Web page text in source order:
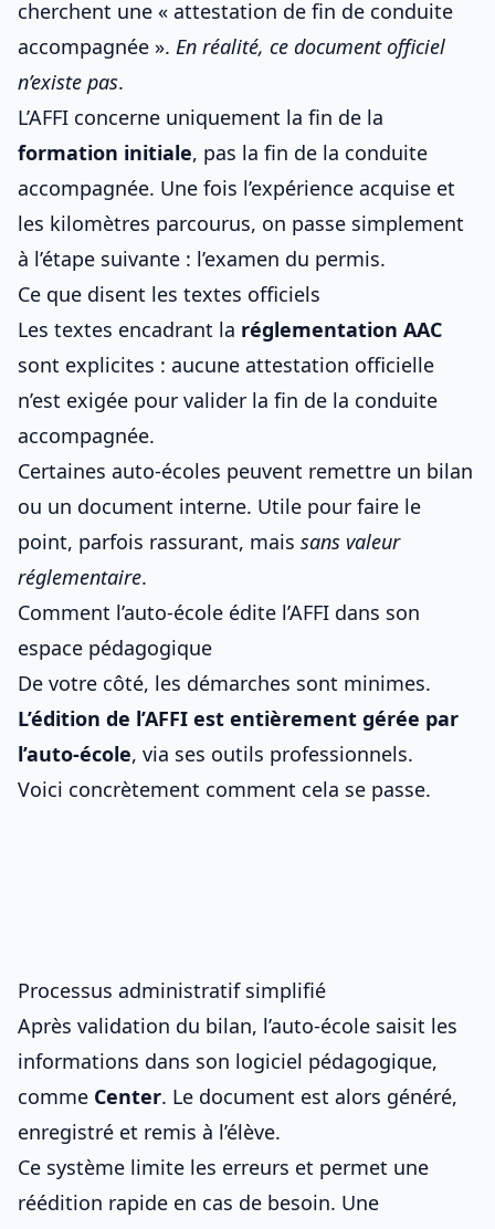
cherchent une « attestation de fin de conduite
accompagnée ». En réalité, ce document officiel
n’existe pas.
L’AFFI concerne uniquement la fin de la
formation initiale, pas la fin de la conduite
accompagnée. Une fois l’expérience acquise et
les kilomètres parcourus, on passe simplement
à l’étape suivante : l’examen du permis.
Ce que disent les textes officiels
Les textes encadrant la réglementation AAC
sont explicites : aucune attestation officielle
n’est exigée pour valider la fin de la conduite
accompagnée.
Certaines auto‑écoles peuvent remettre un bilan
ou un document interne. Utile pour faire le
point, parfois rassurant, mais sans valeur
réglementaire.
Comment l’auto-école édite l’AFFI dans son
espace pédagogique
De votre côté, les démarches sont minimes.
L’édition de l’AFFI est entièrement gérée par
l’auto‑école, via ses outils professionnels.
Voici concrètement comment cela se passe.
Processus administratif simplifié
Après validation du bilan, l’auto‑école saisit les
informations dans son logiciel pédagogique,
comme Center. Le document est alors généré,
enregistré et remis à l’élève.
Ce système limite les erreurs et permet une
réédition rapide en cas de besoin. Une